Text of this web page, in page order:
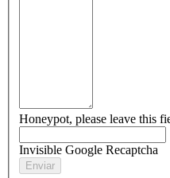
Honeypot, please leave this
Invisible Google Recaptcha